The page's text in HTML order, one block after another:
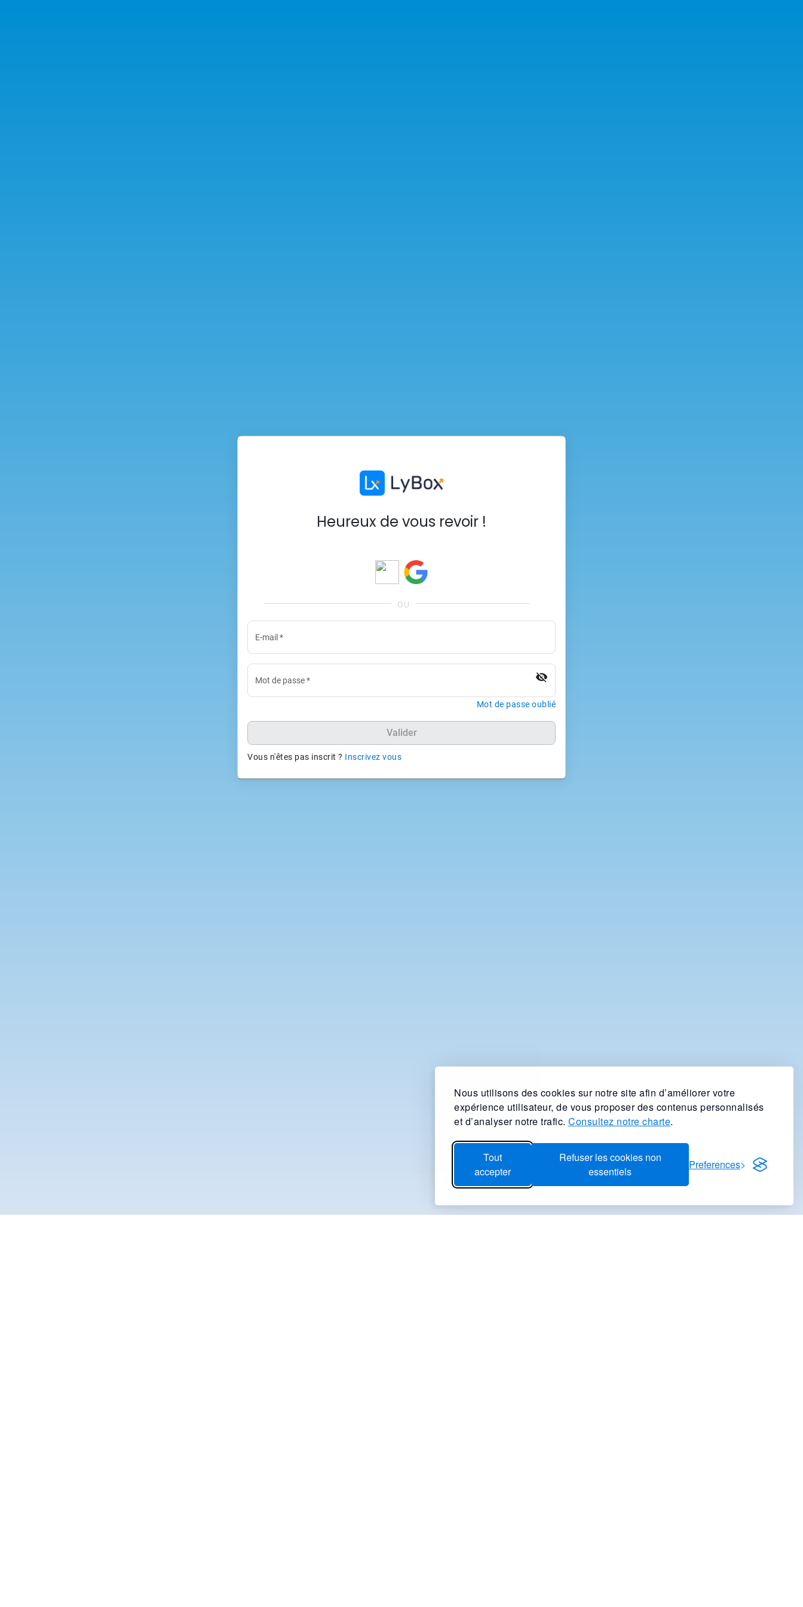
Nous utilisons des cookies sur notre site afin d’améliorer votre
expérience utilisateur, de vous proposer des contenus personnalisés
et d’analyser notre trafic. Consultez notre charte.
Tout
accepter
Refuser les cookies non
essentiels
Preferences
Heureux de vous revoir !
E-mail *
Mot de passe* visibility_off
Mot de passe oublié
Valider
Vous n'êtes pas inscrit ? Inscrivez vous